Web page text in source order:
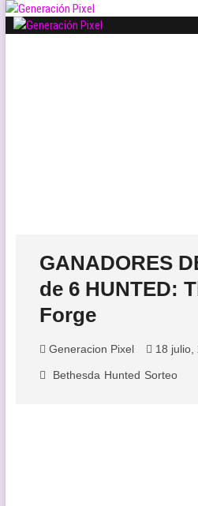
Saltar
GANADORES
de 6 HUNTED:
Forge
Generacion Pixel 18 julio,
Bethesda Hunted Sorteo